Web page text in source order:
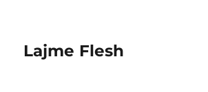
Lajme Flesh